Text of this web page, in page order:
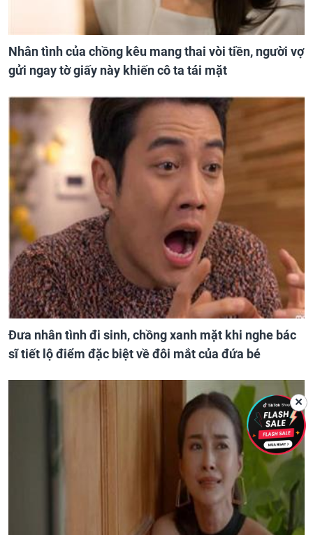
Nhân tình của chồng kêu mang thai vòi tiền, người vợ
gửi ngay tờ giấy này khiến cô ta tái mặt
Đưa nhân tình đi sinh, chồng xanh mặt khi nghe bác
sĩ tiết lộ điểm đặc biệt về đôi mắt của đứa bé
✕